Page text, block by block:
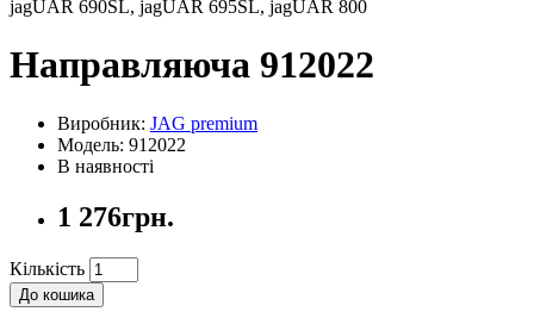
jagUAR 690SL, jagUAR 695SL, jagUAR 800
Направляюча 912022
Виробник: JAG premium
Модель: 912022
В наявності
1 276грн.
Кількість
До кошика